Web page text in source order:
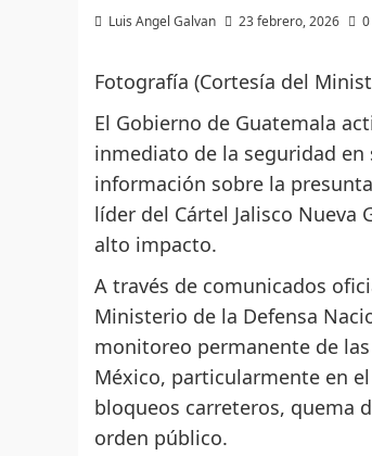
Luis Angel Galvan 23 febrero, 2026 0
Fotografía (Cortesía del
El Gobierno de Guatemala
inmediato de la seguridad
información sobre la
líder del Cártel Jalisco Nueva
alto impacto.
A través de comunicados
Ministerio de la Defensa
monitoreo permanente de
México, particularmente en
bloqueos carreteros, quema
orden público.